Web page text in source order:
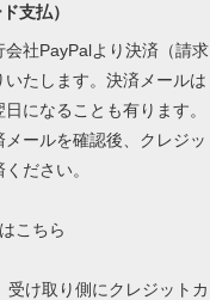
支払）
会社PayPalより決済（請求
たします。決済メールは
になることも有ります。
ールを確認後、クレジッ
ださい。
こちら
け取り側にクレジットカ